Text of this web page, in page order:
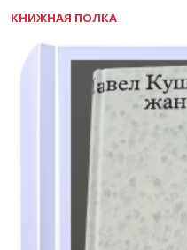
КНИЖНАЯ ПОЛКА